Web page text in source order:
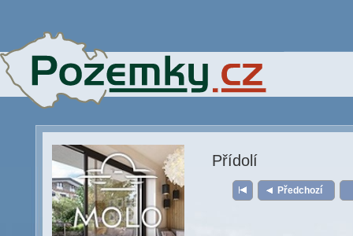
Přídolí
Předchozí